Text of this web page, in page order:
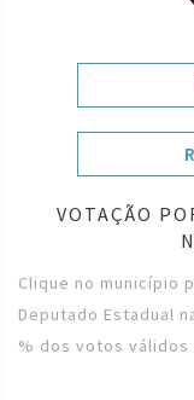
VOTAÇÃO
Clique no município
Deputado Estadual
% dos votos